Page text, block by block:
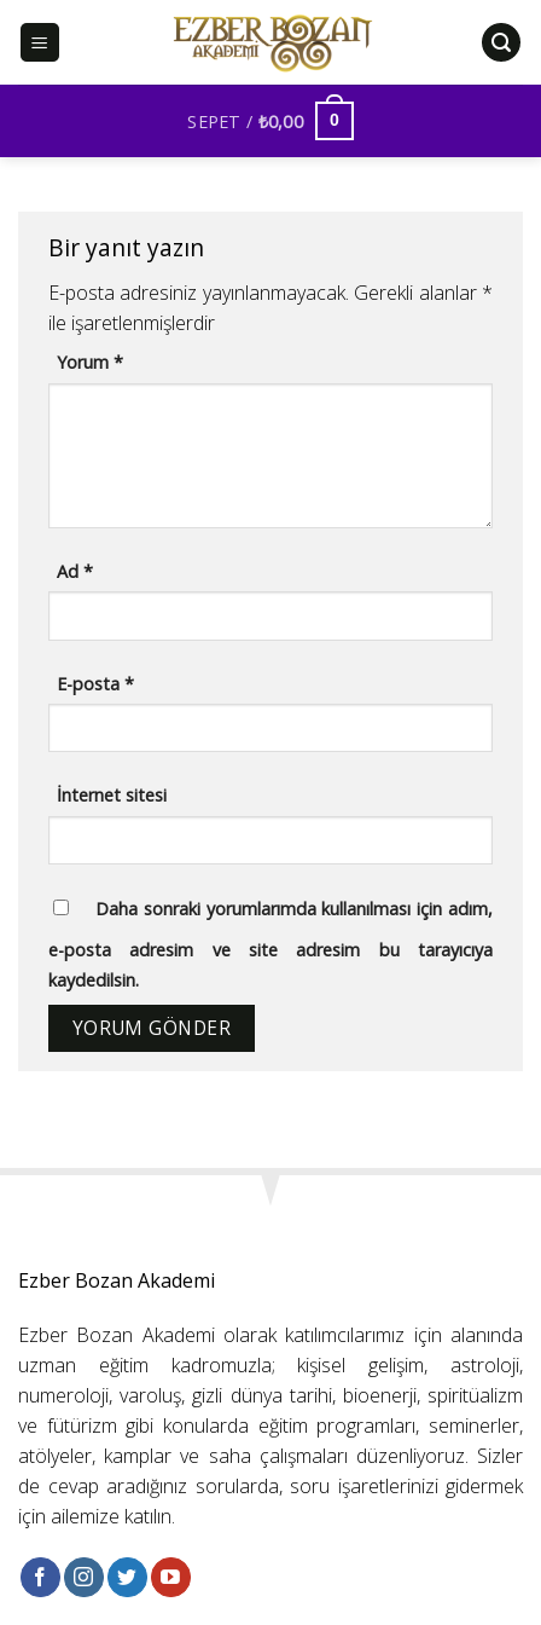
SEPET / ₺0,00 0
Bir yanıt yazın
E-posta adresiniz yayınlanmayacak. Gerekli alanlar *
ile işaretlenmişlerdir
Yorum*
Ad*
E-posta*
İnternet sitesi
Daha sonraki yorumlarımda kullanılması için adım,
e-posta adresim ve site adresim bu tarayıcıya
kaydedilsin.
Ezber Bozan Akademi
Ezber Bozan Akademi olarak katılımcılarımız için alanında
uzman eğitim kadromuzla; kişisel gelişim, astroloji,
numeroloji, varoluş, gizli dünya tarihi, bioenerji, spiritüalizm
ve fütürizm gibi konularda eğitim programları, seminerler,
atölyeler, kamplar ve saha çalışmaları düzenliyoruz. Sizler
de cevap aradığınız sorularda, soru işaretlerinizi gidermek
için ailemize katılın.